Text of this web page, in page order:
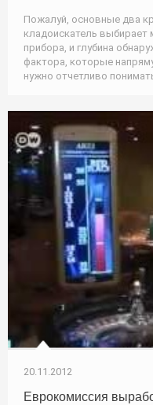
Пожалуй, основные два
кладоискатель выбирает
прибора, и глубина
фактора, которые
нужно отчетливо
20.11.2012
Еврокомиссия